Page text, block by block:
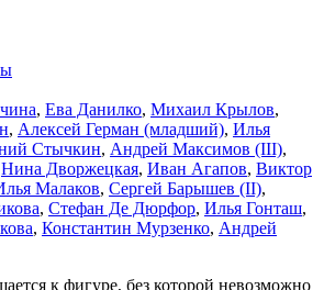
, Ева Данилко, Михаил Крылов,
, Алексей Герман (младший), Илья
Стычкин, Андрей Максимов (III),
Нина Дворжецкая, Иван Агапов, Виктор
Малаков, Сергей Барышев (II),
, Стефан Де Дюрфор, Илья Гонташ,
, Константин Мурзенко, Андрей
к фигуре, без которой невозможно